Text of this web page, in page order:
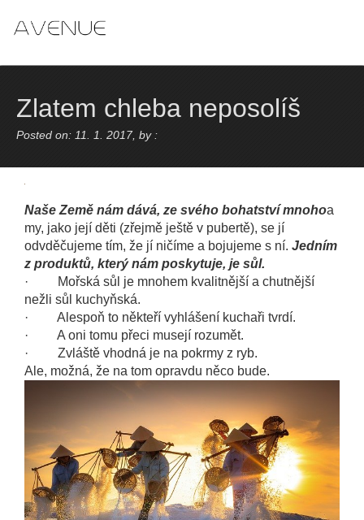
Zlatem chleba neposolíš
Posted on: 11. 1. 2017, by :
Naše Země nám dává, ze svého bohatství mnohoa
my, jako její děti (zřejmě ještě v pubertě), se jí
odvděčujeme tím, že jí ničíme a bojujeme s ní. Jedním
z produktů, který nám poskytuje, je sůl.
· Mořská sůl je mnohem kvalitnější a chutnější
nežli sůl kuchyňská.
· Alespoň to někteří vyhlášení kuchaři tvrdí.
· A oni tomu přeci musejí rozumět.
· Zvláště vhodná je na pokrmy z ryb.
Ale, možná, že na tom opravdu něco bude.